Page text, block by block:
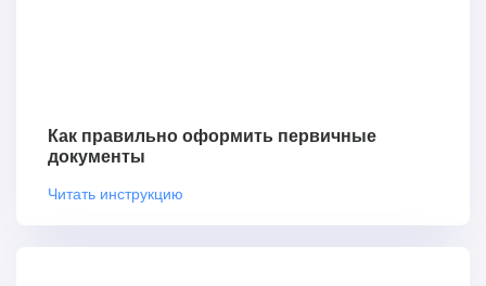
Как правильно оформить первичные
документы
Читать инструкцию